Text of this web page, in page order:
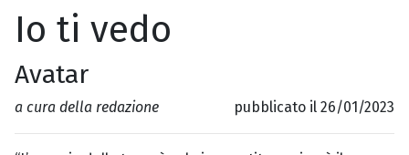
Io ti vedo
Avatar
a cura della redazione pubblicato il 26/01/2023